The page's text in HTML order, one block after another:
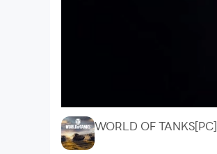
WORLD OF TANKS[PC]